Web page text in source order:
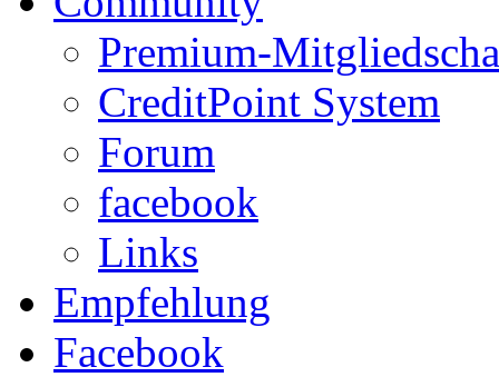
Premium-
CreditPoint System
Forum
facebook
Links
Empfehlung
Facebook